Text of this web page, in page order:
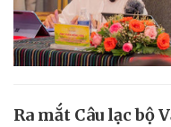
Ra mắt Câu lạc bộ